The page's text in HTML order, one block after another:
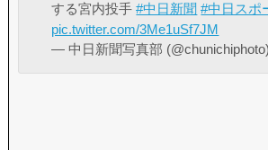
する宮内投手#中日新聞 #中日スポ
pic.twitter.com/3Me1uSf7JM
— 中日新聞写真部